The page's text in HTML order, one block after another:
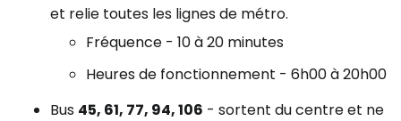
et relie toutes les lignes de métro.
Fréquence - 10 à 20 minutes
Heures de fonctionnement - 6h00 à 20h00
Bus 45, 61, 77, 94, 106 - sortent du centre et ne